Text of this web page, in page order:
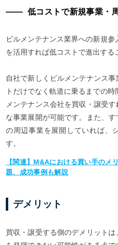
低コストで新規事業・
ビルメンテナンス業界への新規
を活用すれば低コストで進出する
自社で新しくビルメンテナンス
トだけでなく軌道に乗るまでの
メンテナンス会社を買収・譲受
な事業展開が可能です。また、
の周辺事業を展開していれば、
す。
【関連】M&Aにおける買い手のメ
題、成功事例も解説
デメリット
買収・譲受する側のデメリット